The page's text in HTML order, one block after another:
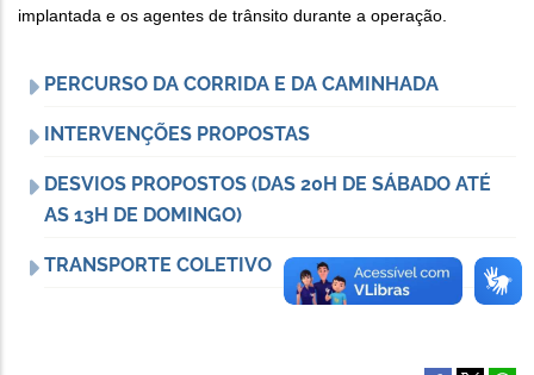
implantada e os agentes de trânsito durante a operação.
PERCURSO DA CORRIDA E DA CAMINHADA
INTERVENÇÕES PROPOSTAS
DESVIOS PROPOSTOS (DAS 20H DE SÁBADO ATÉ
AS 13H DE DOMINGO)
TRANSPORTE COLETIVO